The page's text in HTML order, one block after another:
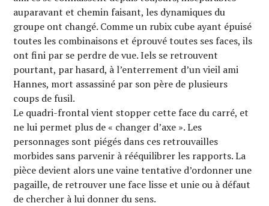
auparavant et chemin faisant, les dynamiques du
groupe ont changé. Comme un rubix cube ayant épuisé
toutes les combinaisons et éprouvé toutes ses faces, ils
ont fini par se perdre de vue. Iels se retrouvent
pourtant, par hasard, à l’enterrement d’un vieil ami
Hannes, mort assassiné par son père de plusieurs
coups de fusil.
Le quadri-frontal vient stopper cette face du carré, et
ne lui permet plus de « changer d’axe ». Les
personnages sont piégés dans ces retrouvailles
morbides sans parvenir à rééquilibrer les rapports. La
pièce devient alors une vaine tentative d’ordonner une
pagaille, de retrouver une face lisse et unie ou à défaut
de chercher à lui donner du sens.